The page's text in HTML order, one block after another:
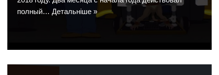
полный… Детальніше »